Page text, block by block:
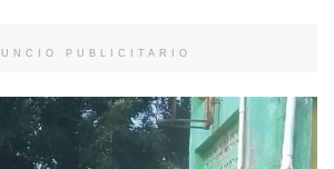
PUBLICITARIO